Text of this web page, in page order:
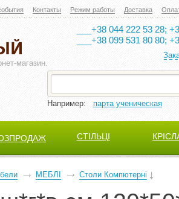
Контакты Режим работы Доставка
магазин.
___+38 044 222 53 28;
___+38 099 531 80 80;
Например: парта ученическая
СТІЛЬЦІ
МЕБЛІ Столи Компютерні